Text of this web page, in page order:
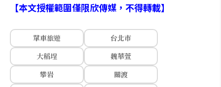
【本文授權範圍僅限欣傳媒，不得轉載】
單車旅遊
台北市
大稻埕
魏華萱
攀岩
關渡